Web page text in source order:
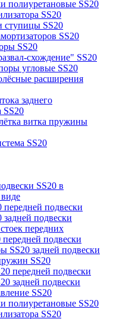
полиуретановые SS20
SS20
SS20
SS20
SS20
схождение" SS20
угловые SS20
расширения
заднего
SS20
витка пружины
SS20
SS20 в
подвески
подвески
передних
подвески
SS20 задней подвески
SS20
передней подвески
задней подвески
SS20
полиуретановые SS20
SS20